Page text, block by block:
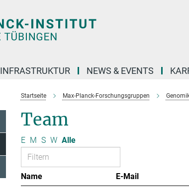
INFRASTRUKTUR NEWS & EVENTS
Startseite Max-Planck-Forschungsgruppen
Team
E M S W Alle
Name E-Mail